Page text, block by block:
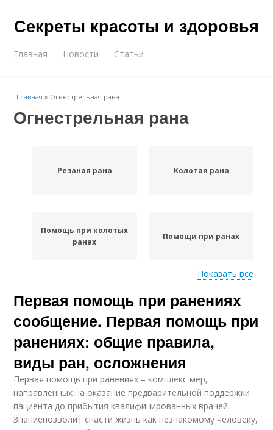
Секреты красоты и здоровья
Главная Новости Статьи
Главная » Огнестрельная рана
Огнестрельная рана
Резаная рана Колотая рана
Помощь при колотых
ранах
Помощи при ранах
Помощь при ранах
Показать все
Первая помощь при ранениях
сообщение. Первая помощь при
ранениях: общие правила,
виды ран, осложнения
Первая помощь при ранениях – комплекс мер,
направленных на оказание предварительной поддержки
пациента до прибытия квалифицированных врачей.
Знаниепозволит спасти жизнь как незнакомому человеку,